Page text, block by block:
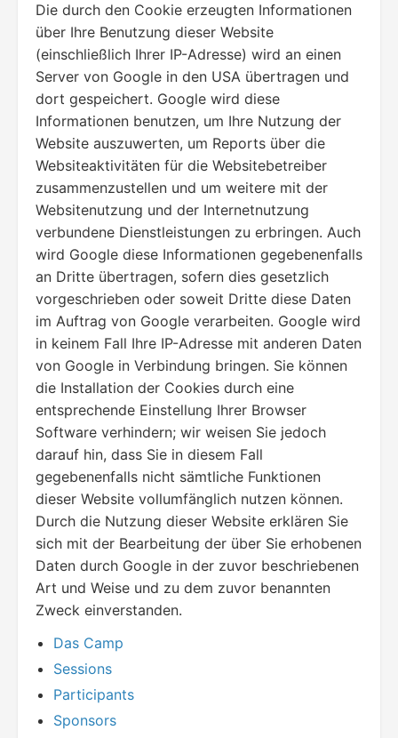
Die durch den Cookie erzeugten Informationen
über Ihre Benutzung dieser Website
(einschließlich Ihrer IP-Adresse) wird an einen
Server von Google in den USA übertragen und
dort gespeichert. Google wird diese
Informationen benutzen, um Ihre Nutzung der
Website auszuwerten, um Reports über die
Websiteaktivitäten für die Websitebetreiber
zusammenzustellen und um weitere mit der
Websitenutzung und der Internetnutzung
verbundene Dienstleistungen zu erbringen. Auch
wird Google diese Informationen gegebenenfalls
an Dritte übertragen, sofern dies gesetzlich
vorgeschrieben oder soweit Dritte diese Daten
im Auftrag von Google verarbeiten. Google wird
in keinem Fall Ihre IP-Adresse mit anderen Daten
von Google in Verbindung bringen. Sie können
die Installation der Cookies durch eine
entsprechende Einstellung Ihrer Browser
Software verhindern; wir weisen Sie jedoch
darauf hin, dass Sie in diesem Fall
gegebenenfalls nicht sämtliche Funktionen
dieser Website vollumfänglich nutzen können.
Durch die Nutzung dieser Website erklären Sie
sich mit der Bearbeitung der über Sie erhobenen
Daten durch Google in der zuvor beschriebenen
Art und Weise und zu dem zuvor benannten
Zweck einverstanden.
Das Camp
Sessions
Participants
Sponsors